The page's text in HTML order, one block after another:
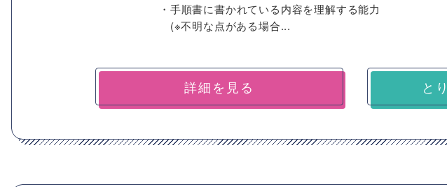
・手順書に書かれている内容を理解する能力
(※不明な点がある場合...
詳細を見る と